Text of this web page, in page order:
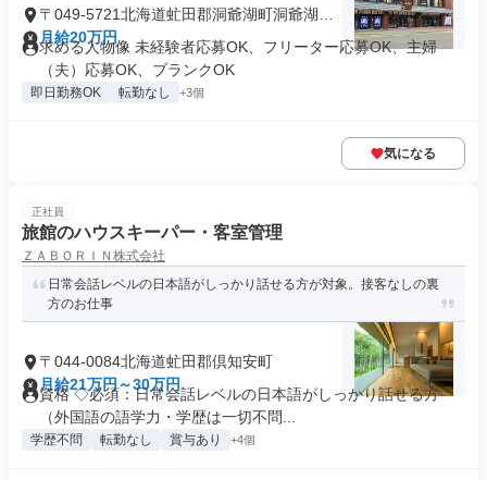
〒049-5721北海道虻田郡洞爺湖町洞爺湖温
泉
月給20万円
求める人物像 未経験者応募OK、フリーター応募OK、主婦
（夫）応募OK、ブランクOK
即日勤務OK 転勤なし +3個
気になる
正社員
旅館のハウスキーパー・客室管理
ＺＡＢＯＲＩＮ株式会社
日常会話レベルの日本語がしっかり話せる方が対象。接客なしの裏
方のお仕事
〒044-0084北海道虻田郡倶知安町
月給21万円～30万円
資格 ◇必須：日常会話レベルの日本語がしっかり話せる方
（外国語の語学力・学歴は一切不問...
学歴不問 転勤なし 賞与あり +4個